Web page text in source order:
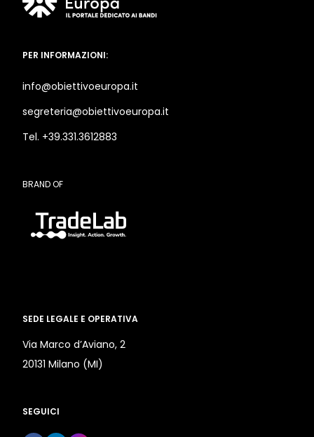
PER INFORMAZIONI:
info@obiettivoeuropa.it
segreteria@obiettivoeuropa.it
Tel. +39.331.3612883
BRAND OF
SEDE LEGALE E OPERATIVA
Via Marco d’Aviano, 2
20131 Milano (MI)
SEGUICI